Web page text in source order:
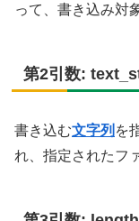
って、書き込み対
第2引数:
書き込む文字列 を
れ、指定されたフ